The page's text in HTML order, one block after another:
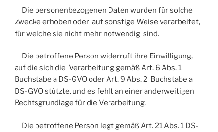
Die personenbezogenen Daten wurden für solche
Zwecke erhoben oder auf sonstige Weise verarbeitet,
für welche sie nicht mehr notwendig sind.
Die betroffene Person widerruft ihre Einwilligung,
auf die sich die Verarbeitung gemäß Art. 6 Abs. 1
Buchstabe a DS-GVO oder Art. 9 Abs. 2 Buchstabe a
DS-GVO stützte, und es fehlt an einer anderweitigen
Rechtsgrundlage für die Verarbeitung.
Die betroffene Person legt gemäß Art. 21 Abs. 1 DS-